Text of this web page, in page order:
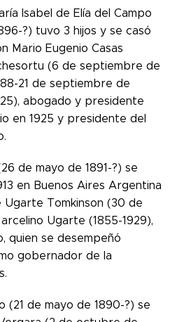
Isabel de Elía del Campo
?) tuvo 3 hijos y se casó
Mario Eugenio Casas
(6 de septiembre de
21 de septiembre de
abogado y presidente
en 1925 y presidente del
de mayo de 1891-?) se
en Buenos Aires Argentina
Ugarte Tomkinson (30 de
Ugarte (1855-1929),
quien se desempeñó
gobernador de la
(21 de mayo de 1890-?) se